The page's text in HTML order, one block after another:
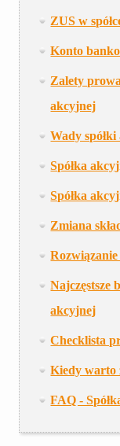
ZUS w
Konto
Zalety
akcyjnej
Wady
Spółka
Spółka
Zmiana
Najczęstsze
akcyjnej
Checklista
Kiedy warto
FAQ -